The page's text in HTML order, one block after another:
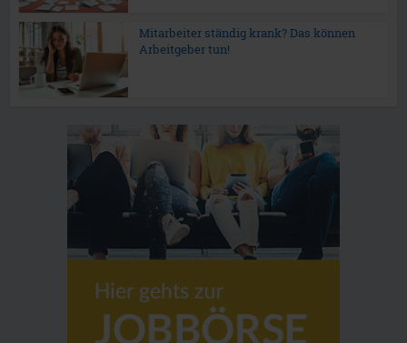
Mitarbeiter ständig krank? Das können
Arbeitgeber tun!